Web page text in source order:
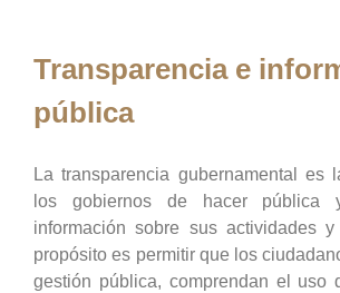
Transparencia e
pública
La transparencia gubernamental es
los gobiernos de hacer pública
información sobre sus actividades
propósito es permitir que los
gestión pública, comprendan el uso